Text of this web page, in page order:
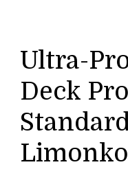
Ultra-
Deck